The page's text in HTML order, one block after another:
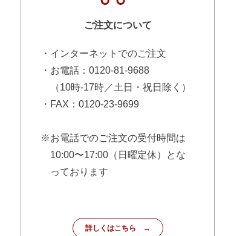
ご注文について
・インターネットでのご注文
・お電話：0120-81-9688
（10時-17時／土日・祝日除く）
・FAX：0120-23-9699
※お電話でのご注文の受付時間は
10:00〜17:00（日曜定休）とな
っております
詳しくはこちら